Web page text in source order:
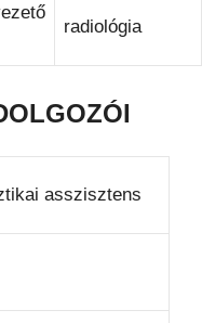
radiológia
asszisztens